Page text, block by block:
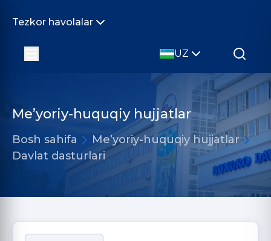
Tezkor havolalar
UZ
Me’yoriy-huquqiy hujjatlar
Bosh sahifa
Me’yoriy-huquqiy hujjatlar
Davlat dasturlari